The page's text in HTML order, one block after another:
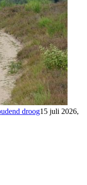
droog15 juli 2026,